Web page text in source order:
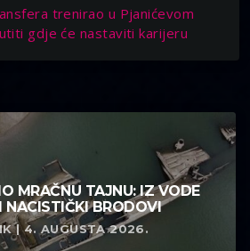
trenirao u Pjanićevom
gdje će nastaviti karijeru
MRAČNU TAJNU: IZ VODE
NACISTIČKI BRODOVI
| 4. AUGUSTA 2026.